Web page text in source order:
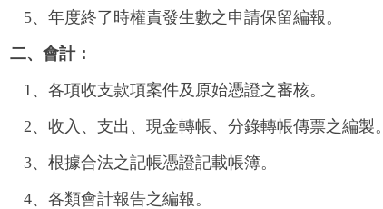
5、 年度終了時權責發生數之申請保留編報。
二、會計：
1、各項收支款項案件及原始憑證之審核。
2、收入、支出、現金轉帳、分錄轉帳傳票之編製。
3、根據合法之記帳憑證記載帳簿。
4、各類會計報告之編報。